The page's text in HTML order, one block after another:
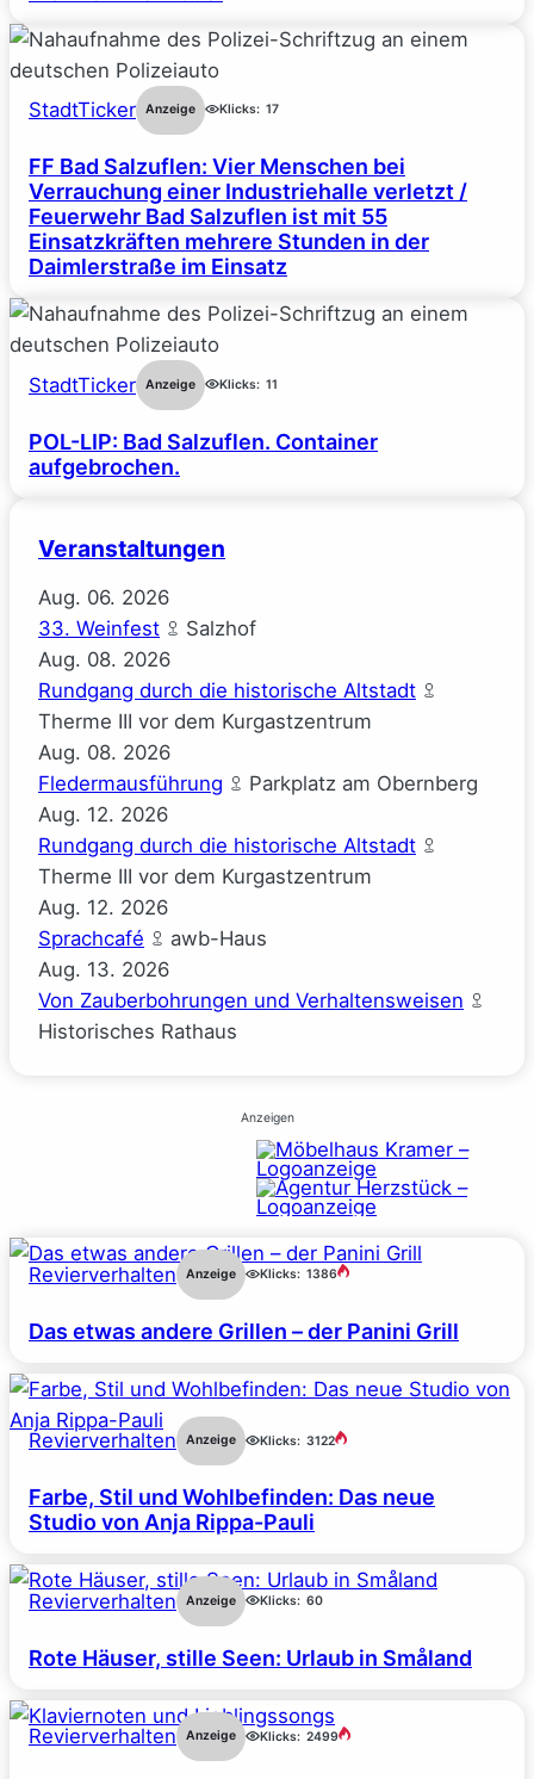
StadtTicker Anzeige Klicks: 17
FF Bad Salzuflen: Vier Menschen bei
Verrauchung einer Industriehalle verletzt /
Feuerwehr Bad Salzuflen ist mit 55
Einsatzkräften mehrere Stunden in der
Daimlerstraße im Einsatz
StadtTicker Anzeige Klicks: 11
POL-LIP: Bad Salzuflen. Container
aufgebrochen.
Veranstaltungen
Aug. 06. 2026
33. Weinfest
Salzhof
Aug. 08. 2026
Rundgang durch die historische Altstadt
Therme III vor dem Kurgastzentrum
Aug. 08. 2026
Fledermausführung
Parkplatz am Obernberg
Aug. 12. 2026
Rundgang durch die historische Altstadt
Therme III vor dem Kurgastzentrum
Aug. 12. 2026
Sprachcafé
awb-Haus
Aug. 13. 2026
Von Zauberbohrungen und Verhaltensweisen
Historisches Rathaus
Anzeigen
Revierverhalten Anzeige Klicks: 1386
Das etwas andere Grillen – der Panini Grill
Revierverhalten Anzeige Klicks: 3122
Farbe, Stil und Wohlbefinden: Das neue
Studio von Anja Rippa-Pauli
Revierverhalten Anzeige Klicks: 60
Rote Häuser, stille Seen: Urlaub in Småland
Revierverhalten Anzeige Klicks: 2499